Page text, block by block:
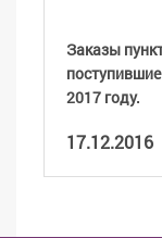
Заказы
2017 году.
17.12.2016